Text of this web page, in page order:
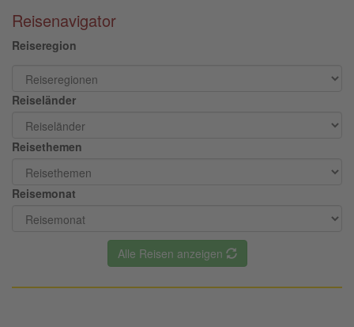
Reisenavigator
Reiseregion
Reiseländer
Reisethemen
Reisemonat
Alle Reisen anzeigen